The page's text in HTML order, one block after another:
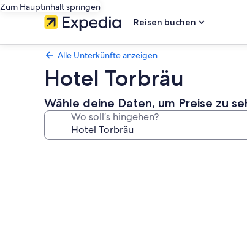
Zum Hauptinhalt springen
Reisen buchen
Alle Unterkünfte anzeigen
Hotel Torbräu
Wähle deine Daten, um Preise zu
Wo soll’s hingehen?